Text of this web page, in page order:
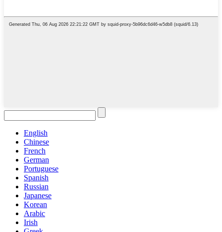
English
Chinese
French
German
Portuguese
Spanish
Russian
Japanese
Korean
Arabic
Irish